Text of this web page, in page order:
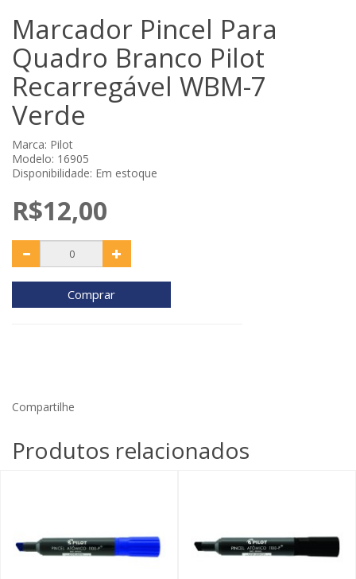
Marcador Pincel Para
Quadro Branco Pilot
Recarregável WBM-7
Verde
Marca: Pilot
Modelo: 16905
Disponibilidade: Em estoque
R$12,00
Comprar
Compartilhe
Produtos relacionados